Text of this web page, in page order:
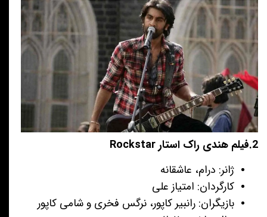
2.فیلم هندی راک استار Rockstar
ژانر: درام، عاشقانه
کارگردان: امتیاز علی
بازیگران: رانبیر کاپور، نرگس فخری و شامی کاپور